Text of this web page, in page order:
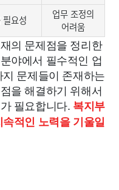
필요성
업무 조정의
어려움
의 문제점을 정리한
야에서 필수적인 업
문제들이 존재하는
을 해결하기 위해서
필요합니다. 복지부
적인 노력을 기울일